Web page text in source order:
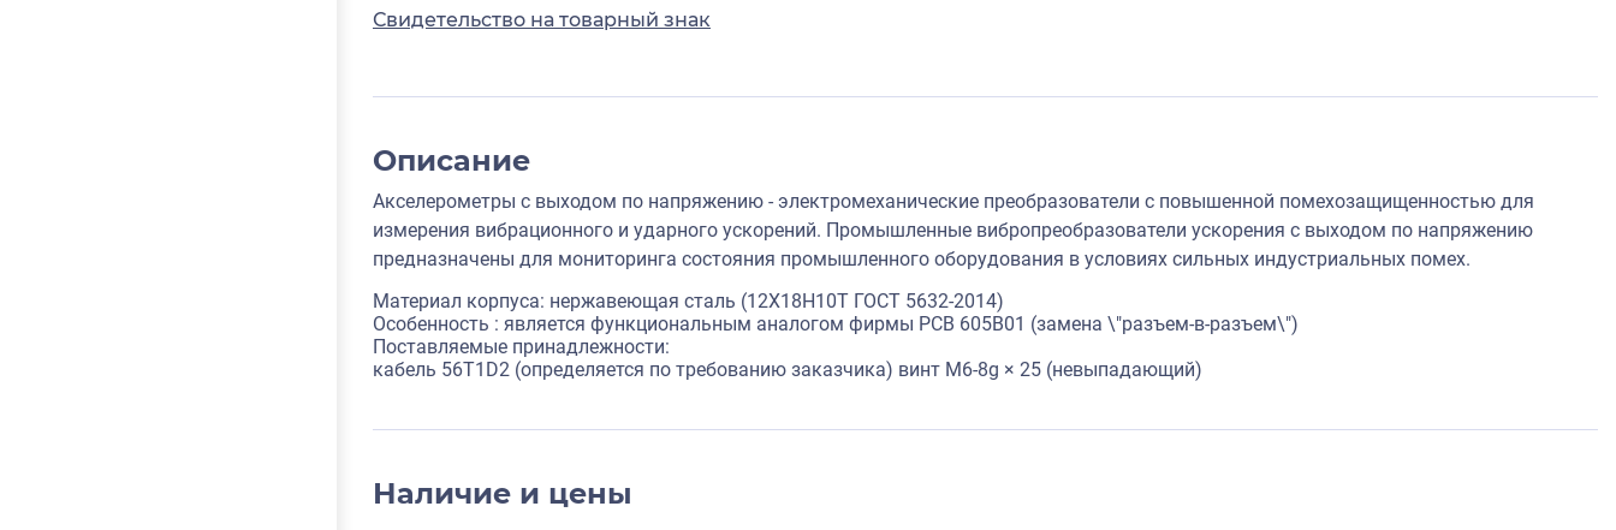
Свидетельство на товарный знак
Описание
Акселерометры с выходом по напряжению - электромеханические преобразователи с повышенной помехозащищенностью для
измерения вибрационного и ударного ускорений. Промышленные вибропреобразователи ускорения с выходом по напряжению
предназначены для мониторинга состояния промышленного оборудования в условиях сильных индустриальных помех.
Материал корпуса: нержавеющая сталь (12X18Н10Т ГОСТ 5632-2014)
Особенность : является функциональным аналогом фирмы PCB 605B01 (замена \"разъем-в-разъем\")
Поставляемые принадлежности:
кабель 56T1D2 (определяется по требованию заказчика) винт M6-8g × 25 (невыпадающий)
Наличие и цены